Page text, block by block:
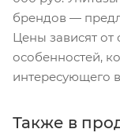
брендов —
Цены зависят
особенностей,
интересующего
Также в